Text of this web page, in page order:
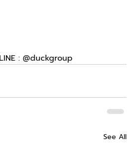
LINE : @duckgroup
See All